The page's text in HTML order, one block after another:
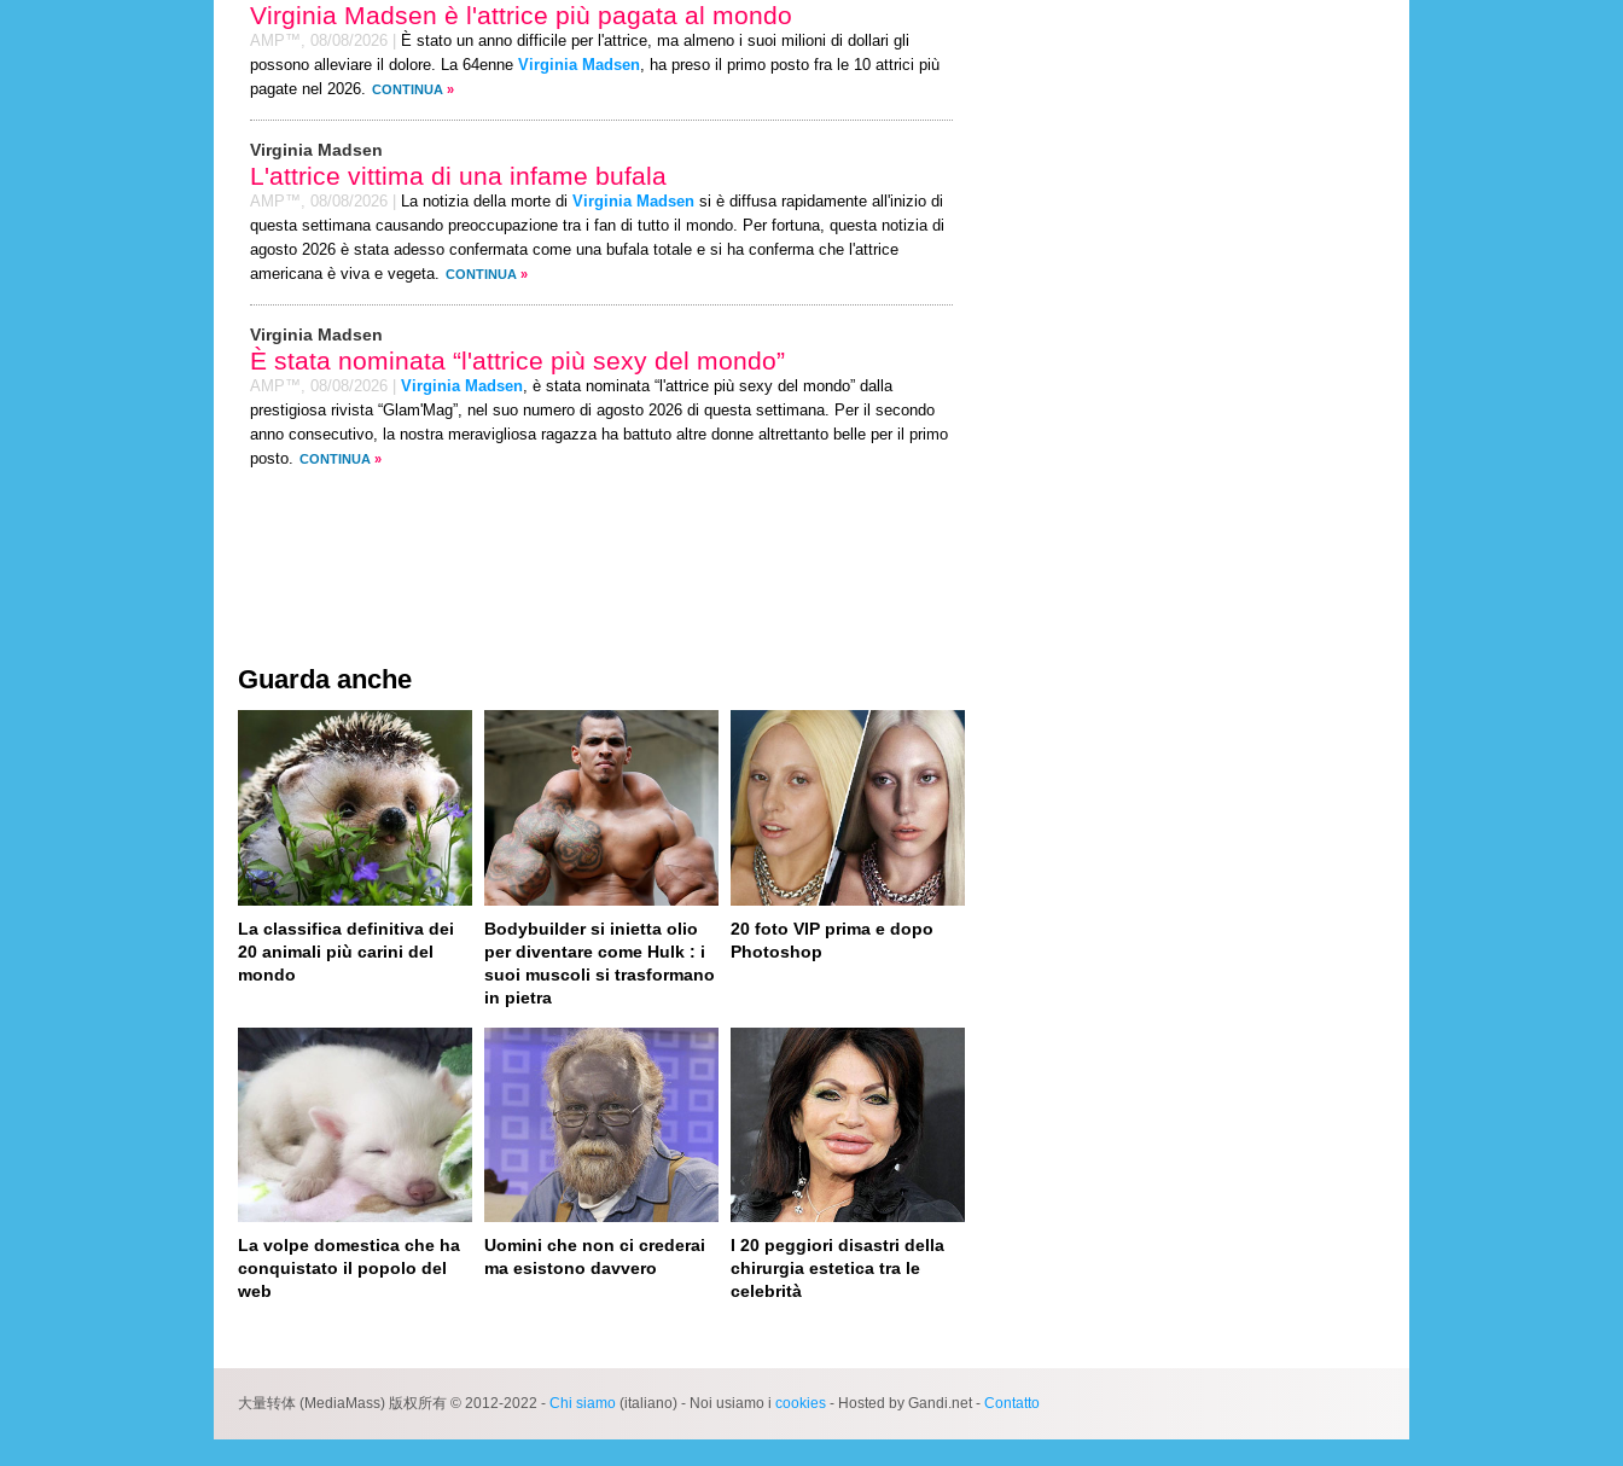
Virginia Madsen è l'attrice più pagata al mondo
AMP™, 08/08/2026
È stato un anno difficile per l'attrice, ma almeno i suoi milioni di dollari gli
possono alleviare il dolore. La 64enne Virginia Madsen, ha preso il primo posto fra le 10 attrici più
pagate nel 2026. CONTINUA »
Virginia Madsen
L'attrice vittima di una infame bufala
AMP™, 08/08/2026 La notizia della morte di Virginia Madsen si è diffusa rapidamente all'inizio di
questa settimana causando preoccupazione tra i fan di tutto il mondo. Per fortuna, questa notizia di
agosto 2026 è stata adesso confermata come una bufala totale e si ha conferma che l'attrice
americana è viva e vegeta. CONTINUA »
Virginia Madsen
È stata nominata “l'attrice più sexy del mondo”
AMP™, 08/08/2026 Virginia Madsen, è stata nominata “l'attrice più sexy del mondo” dalla
prestigiosa rivista “Glam'Mag”, nel suo numero di agosto 2026 di questa settimana. Per il secondo
anno consecutivo, la nostra meravigliosa ragazza ha battuto altre donne altrettanto belle per il primo
posto. CONTINUA »
Guarda anche
La classifica definitiva dei
20 animali più carini del
mondo
Bodybuilder si inietta olio
per diventare come Hulk : i
suoi muscoli si trasformano
in pietra
20 foto VIP prima e dopo
Photoshop
La volpe domestica che ha
conquistato il popolo del
web
Uomini che non ci crederai
ma esistono davvero
I 20 peggiori disastri della
chirurgia estetica tra le
celebrità
大量转体 (MediaMass) 版权所有 © 2012-2022 - Chi siamo (italiano) - Noi usiamo i cookies - Hosted by Gandi.net - Contatto